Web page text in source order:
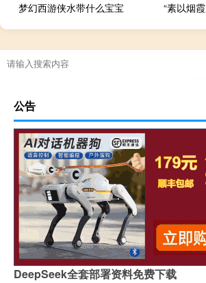
梦幻西游侠水带什么宝宝
“素以烟
公告
DeepSeek全套部署资料免费下载